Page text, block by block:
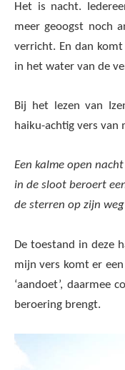
Het is nacht.
meer geoogst noch
verricht. En dan
in het water van de
Bij het lezen van
haiku-achtig vers
Een kalme open nacht
in de sloot beroert
de sterren op zijn
De toestand in deze
mijn vers komt er
‘aandoet’, daarmee
beroering brengt.